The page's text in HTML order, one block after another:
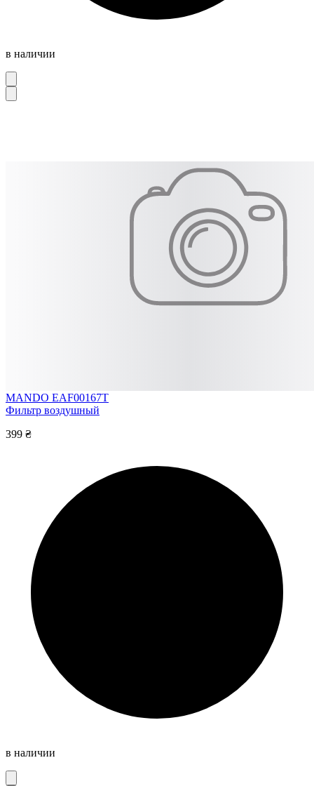
в наличии
MANDO EAF00167T
Фильтр воздушный
399 ₴
в наличии